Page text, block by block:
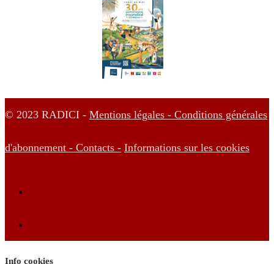
© 2023 RADICI - Mentions légales - Conditions générales
d'abonnement - Contacts - Informations sur les cookies
Info cookies